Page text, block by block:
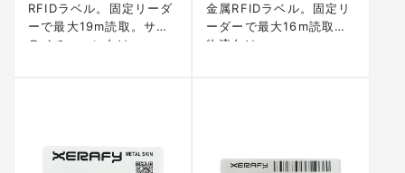
RFIDラベル。固定リーダ
ーで最大19m読取。サプ
ライチェーン向け。
金属RFIDラベル。固定リ
ーダーで最大16m読取。
物流向け。